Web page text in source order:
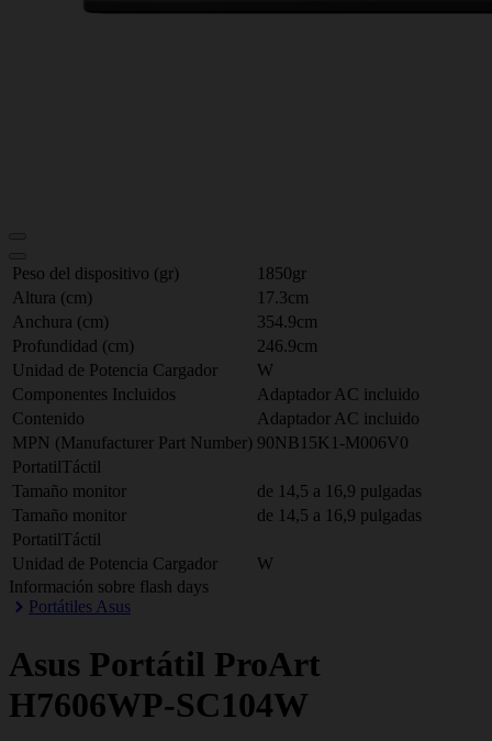
Peso del dispositivo (gr)
1850gr
Altura (cm)
17.3cm
Anchura (cm)
354.9cm
Profundidad (cm)
246.9cm
Unidad de Potencia Cargador
W
Componentes Incluidos
Adaptador AC incluido
Contenido
Adaptador AC incluido
MPN (Manufacturer Part Number) 90NB15K1-M006V0
PortatilTáctil
Tamaño monitor
de 14,5 a 16,9 pulgadas
Tamaño monitor
de 14,5 a 16,9 pulgadas
PortatilTáctil
Unidad de Potencia Cargador
W
Información sobre flash days
Portátiles Asus
Asus Portátil ProArt
H7606WP-SC104W